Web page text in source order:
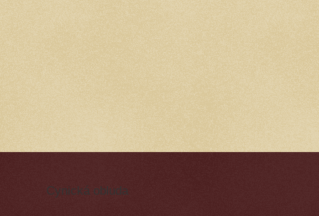
Cynická obluda